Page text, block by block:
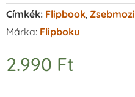
Címkék: Flipbook Zsebmozi
Márka: Flipboku
2.990 Ft